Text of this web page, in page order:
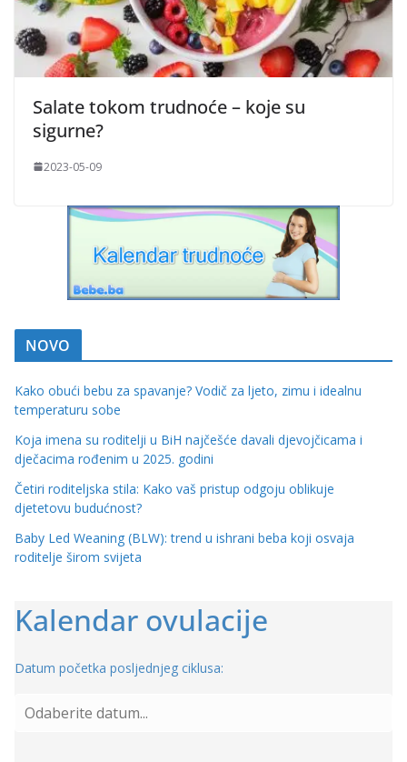
Salate tokom trudnoće – koje su
sigurne?
2023-05-09
NOVO
Kako obući bebu za spavanje? Vodič za ljeto, zimu i idealnu
temperaturu sobe
Koja imena su roditelji u BiH najčešće davali djevojčicama i
dječacima rođenim u 2025. godini
Četiri roditeljska stila: Kako vaš pristup odgoju oblikuje
djetetovu budućnost?
Baby Led Weaning (BLW): trend u ishrani beba koji osvaja
roditelje širom svijeta
Kalendar ovulacije
Datum početka posljednjeg ciklusa: